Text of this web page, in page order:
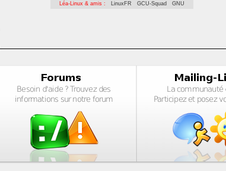
Léa-Linux & amis : LinuxFR GCU-Squad GNU